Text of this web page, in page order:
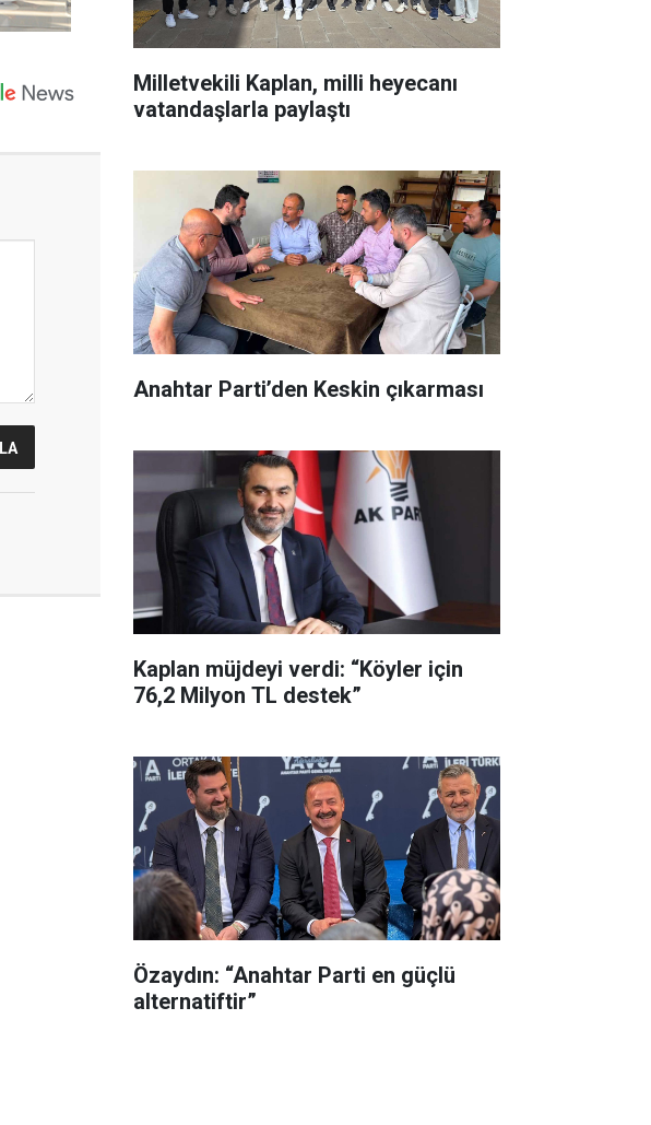
Milletvekili Kaplan, milli heyecanı
vatandaşlarla paylaştı
Anahtar Parti’den Keskin çıkarması
Kaplan müjdeyi verdi: “Köyler için
76,2 Milyon TL destek”
Özaydın: “Anahtar Parti en güçlü
alternatiftir”